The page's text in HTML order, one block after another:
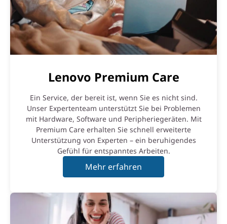
Lenovo Premium Care
Ein Service, der bereit ist, wenn Sie es nicht sind.
Unser Expertenteam unterstützt Sie bei Problemen
mit Hardware, Software und Peripheriegeräten. Mit
Premium Care erhalten Sie schnell erweiterte
Unterstützung von Experten – ein beruhigendes
Gefühl für entspanntes Arbeiten.
Mehr erfahren